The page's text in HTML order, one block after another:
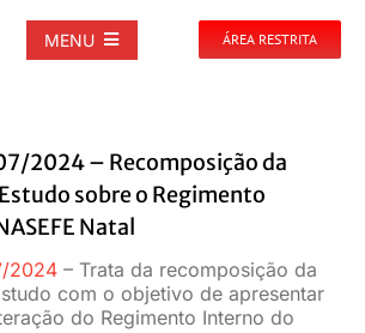
MENU ÁREA RESTRITA
2024 – Recomposição da
sobre o Regimento
Natal
2024 – Trata da recomposição da
com o objetivo de apresentar
do Regimento Interno do